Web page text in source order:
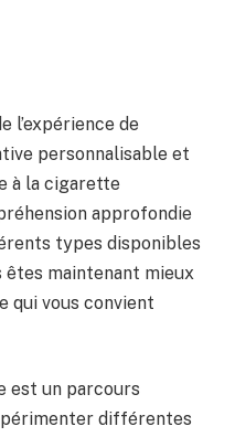
l’expérience de
personnalisable et
à la cigarette
approfondie
types disponibles
maintenant mieux
qui vous convient
est un parcours
différentes